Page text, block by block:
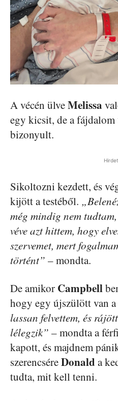
A vécén ülveMelissa
egy kicsit, de a
bizonyult.
Sikoltozni kezdett, és
kijött a testéből.
még mindig nem
véve azt hittem, hogy
szervemet, mert
történt” – mondta.
De amikor Campbell
hogy egy újszülött van a
lassan felvettem, és
lélegzik” – mondta a
kapott, és majdnem
szerencséreDonald a
tudta, mit kell tenni.